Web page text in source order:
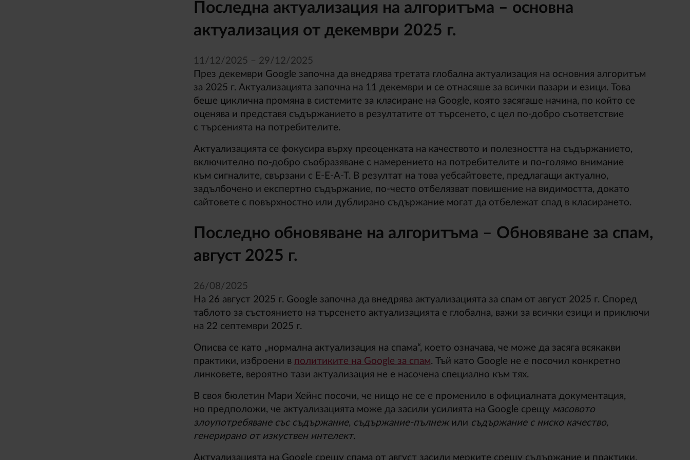
Последна актуализация на алгоритъма – основна
актуализация от декември 2025 г.
11/ 12/2025 – 29/ 12/2025
През декември Google започна да внедрява третата глобална актуализация на основния алгоритъм
за 2025 г. Актуализацията започна на 11 декември и се отнасяше за всички пазари и езици. Това
беше циклична промяна в системите за класиране на Google, която засягаше начина, по който се
оценява и представя съдържанието в резултатите от търсенето, с цел по-добро съответствие
с търсенията на потребителите.
Актуализацията се фокусира върху преоценката на качеството и полезността на съдържанието,
включително по-добро съобразяване с намерението на потребителите и по-голямо внимание
към сигналите, свързани с E-E-A-T. В резултат на това уебсайтовете, предлагащи актуално,
задълбочено и експертно съдържание, по-често отбелязват повишение на видимостта, докато
сайтовете с повърхностно или дублирано съдържание могат да отбележат спад в класирането.
Последно обновяване на алгоритъма – Обновяване за спам,
август 2025 г.
26/08/2025
На 26 август 2025 г. Google започна да внедрява актуализацията за спам от август 2025 г. Според
таблото за състоянието на търсенето актуализацията е глобална, важи за всички езици и приключи
на 22 септември 2025 г.
Описва се като „нормална актуализация на спама“, което означава, че може да засяга всякакви
практики, изброени в политиките на Google за спам. Тъй като Google не е посочил конкретно
линковете, вероятно тази актуализация не е насочена специално към тях.
В своя бюлетин Мари Хейнс посочи, че нищо не се е променило в официалната документация,
но предположи, че актуализацията може да засили усилията на Google срещу масовото
злоупотребяване със съдържание, съдържание-пълнежили съдържание с ниско качество,
генерирано от изкуствен интелект.
Актуализацията на Google срещу спама от август засили мерките срещу съдържание и практики,